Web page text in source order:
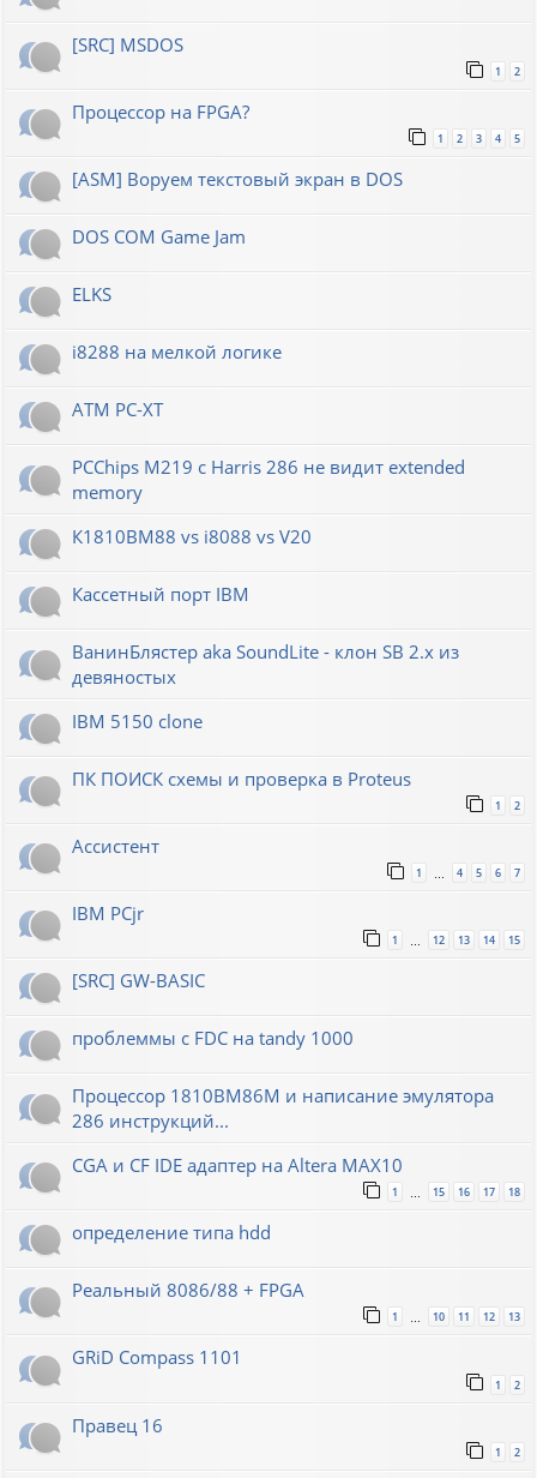
[SRC] MSDOS
1 2
Процессор на FPGA?
1 2 3 4 5
[ASM] Воруем текстовый экран в DOS
DOS COM Game Jam
ELKS
i8288 на мелкой логике
ATM PC-XT
PCChips M219 с Harris 286 не видит extended
memory
К1810ВМ88 vs i8088 vs V20
Кассетный порт IBM
ВанинБлястер aka SoundLite - клон SB 2.x из
девяностых
IBM 5150 clone
ПК ПОИСК схемы и проверка в Proteus
1 2
Ассистент
1 … 4 5 6 7
IBM PCjr
1 … 12 13 14 15
[SRC] GW-BASIC
проблеммы с FDC на tandy 1000
Процессор 1810ВМ86М и написание эмулятора
286 инструкций...
CGA и CF IDE адаптер на Altera MAX10
1 … 15 16 17 18
определение типа hdd
Реальный 8086/88 + FPGA
1 … 10 11 12 13
GRiD Compass 1101
1 2
Правец 16
1 2